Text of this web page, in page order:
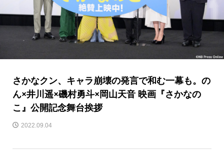
さかなクン、キャラ崩壊の発言で和む一幕も。の
ん×井川遥×磯村勇斗×岡山天音 映画『さかなの
こ』公開記念舞台挨拶
2022.09.04